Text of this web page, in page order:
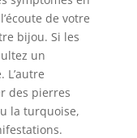
de votre
bijou. Si les
un
des pierres
la turquoise,